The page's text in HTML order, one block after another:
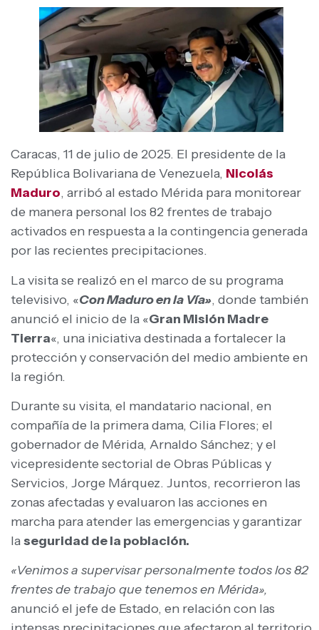
Caracas, 11 de julio de 2025. El presidente de la
República Bolivariana de Venezuela, Nicolás
Maduro, arribó al estado Mérida para monitorear
de manera personal los 82 frentes de trabajo
activados en respuesta a la contingencia generada
por las recientes precipitaciones.
La visita se realizó en el marco de su programa
televisivo, «Con Maduro en la Vía», donde también
anunció el inicio de la «Gran Misión Madre
Tierra«, una iniciativa destinada a fortalecer la
protección y conservación del medio ambiente en
la región.
Durante su visita, el mandatario nacional, en
compañía de la primera dama, Cilia Flores; el
gobernador de Mérida, Arnaldo Sánchez; y el
vicepresidente sectorial de Obras Públicas y
Servicios, Jorge Márquez. Juntos, recorrieron las
zonas afectadas y evaluaron las acciones en
marcha para atender las emergencias y garantizar
laseguridad de la población.
«Venimos a supervisar personalmente todos los 82
frentes de trabajo que tenemos en Mérida»,
anunció el jefe de Estado, en relación con las